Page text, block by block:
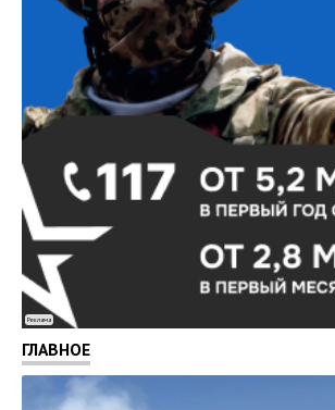
Реклама
ГЛАВНОЕ